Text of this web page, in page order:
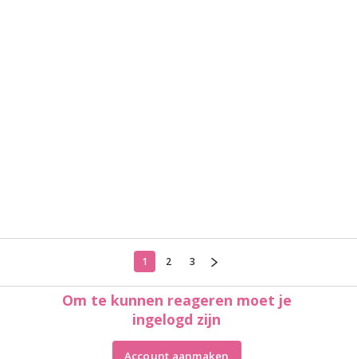
1 2 3
Om te kunnen reageren moet je
ingelogd zijn
Account aanmaken